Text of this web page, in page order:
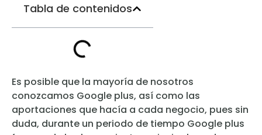
Tabla de contenidos
Es posible que la mayoría de nosotros
conozcamos Google plus, así como las
aportaciones que hacía a cada negocio, pues sin
duda, durante un periodo de tiempo Google plus